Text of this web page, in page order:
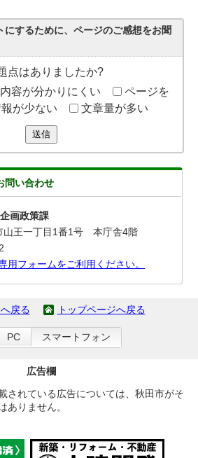
にするために、ページのご感想をお聞
点はありましたか?
内容が分かりにくい
ページを
が少ない 文章量が多い
送信
問い合わせ
画政策課
王一丁目1番1号 本庁舎4階
用フォームをご利用ください。
戻る トップページへ戻る
PC スマートフォン
広告欄
されている広告については、秋田市がそ
ありません。